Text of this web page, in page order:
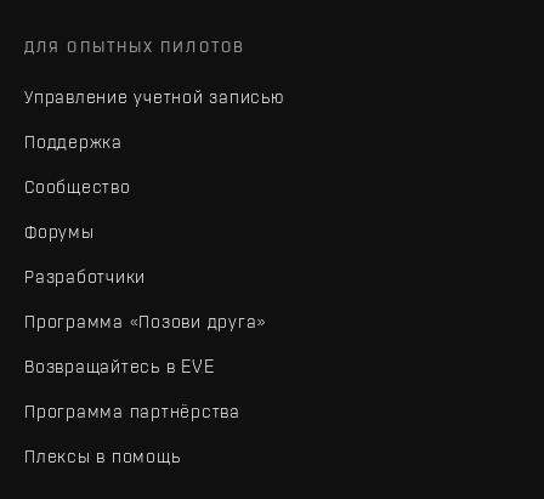
ДЛЯ ОПЫТНЫХ ПИЛОТОВ
Управление учетной записью
Поддержка
Сообщество
Форумы
Разработчики
Программа «Позови друга»
Возвращайтесь в EVE
Программа партнёрства
Плексы в помощь